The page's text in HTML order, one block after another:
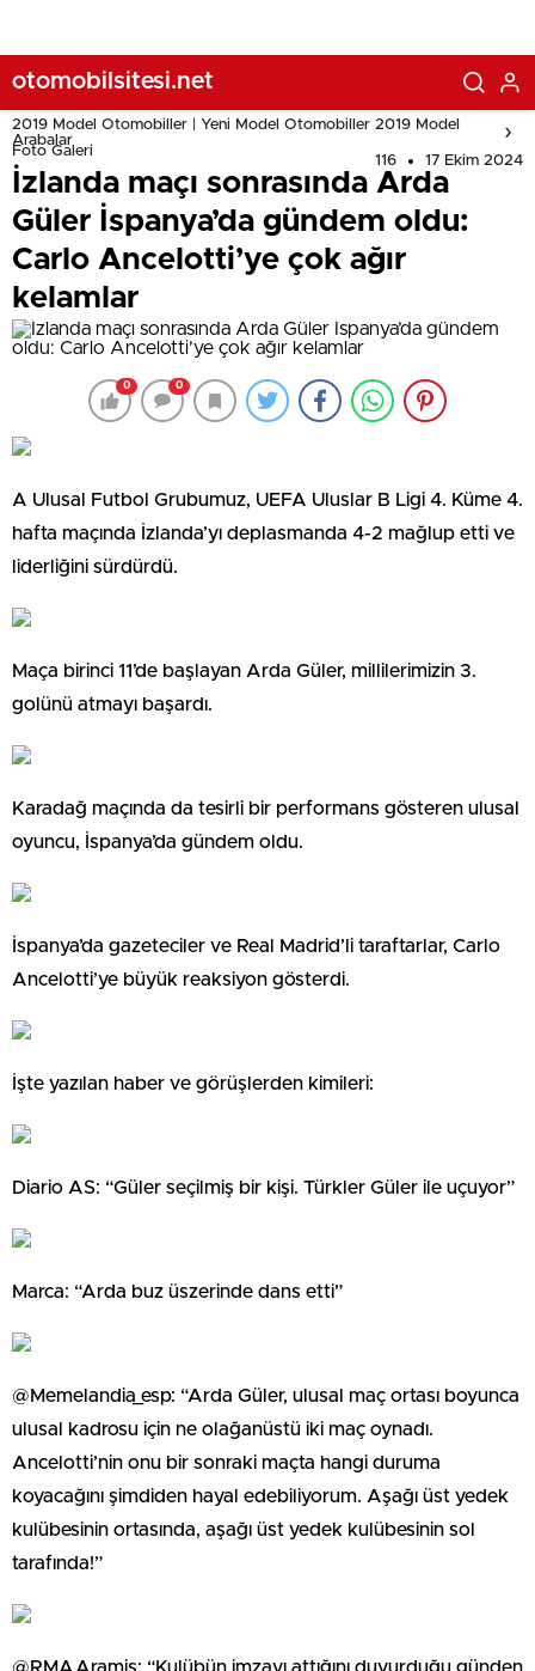
otomobilsitesi.net
2019 Model Otomobiller | Yeni Model Otomobiller 2019 Model
Arabalar
Foto Galeri
116 17 Ekim 2024
İzlanda maçı sonrasında Arda
Güler İspanya’da gündem oldu:
Carlo Ancelotti’ye çok ağır
kelamlar
0 0
A Ulusal Futbol Grubumuz, UEFA Uluslar B Ligi 4. Küme 4.
hafta maçında İzlanda’yı deplasmanda 4-2 mağlup etti ve
liderliğini sürdürdü.
Maça birinci 11’de başlayan Arda Güler, millilerimizin 3.
golünü atmayı başardı.
Karadağ maçında da tesirli bir performans gösteren ulusal
oyuncu, İspanya’da gündem oldu.
İspanya’da gazeteciler ve Real Madrid’li taraftarlar, Carlo
Ancelotti’ye büyük reaksiyon gösterdi.
İşte yazılan haber ve görüşlerden kimileri:
Diario AS: “Güler seçilmiş bir kişi. Türkler Güler ile uçuyor”
Marca: “Arda buz üszerinde dans etti”
@Memelandia_esp: “Arda Güler, ulusal maç ortası boyunca
ulusal kadrosu için ne olağanüstü iki maç oynadı.
Ancelotti’nin onu bir sonraki maçta hangi duruma
koyacağını şimdiden hayal edebiliyorum. Aşağı üst yedek
kulübesinin ortasında, aşağı üst yedek kulübesinin sol
tarafında!”